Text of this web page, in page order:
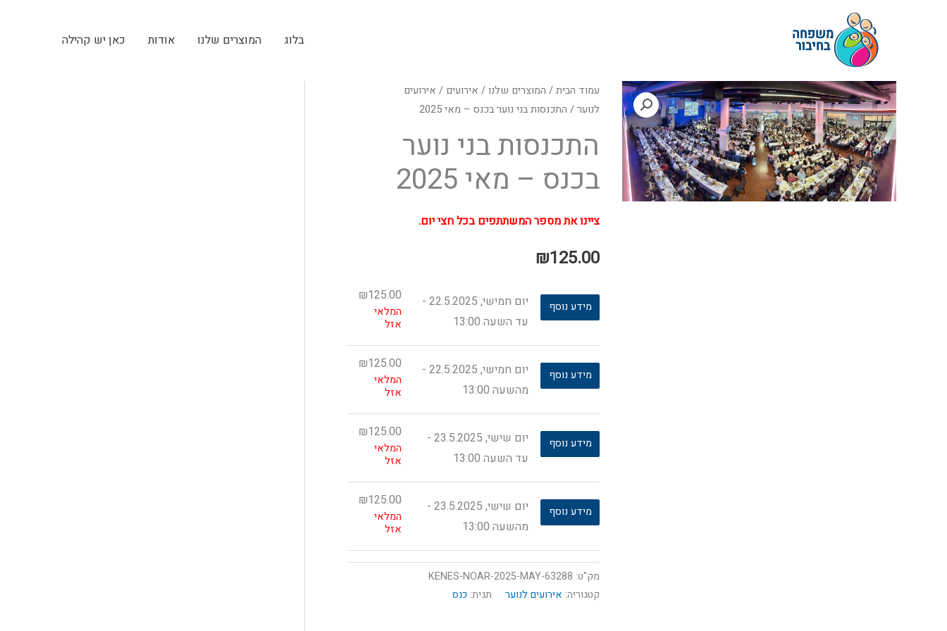
בלוג המוצרים שלנו אודות כאן יש קהילה
עמוד הבית/ המוצרים שלנו/ אירועים / אירועים
לנוער/ התכנסות בני נוער בכנס – מאי 2025
התכנסות בני נוער
בכנס – מאי 2025
ציינו את מספר המשתתפים בכל חצי יום.
₪125.00
מידע נוסף
יום חמישי, 22.5.2025 -
עד השעה 13:00
₪125.00
המלאי
אזל
מידע נוסף
יום חמישי, 22.5.2025 -
מהשעה 13:00
₪125.00
המלאי
אזל
מידע נוסף
יום שישי, 23.5.2025 -
עד השעה 13:00
₪125.00
המלאי
אזל
מידע נוסף
יום שישי, 23.5.2025 -
מהשעה 13:00
₪125.00
המלאי
אזל
מק"ט: 63288-KENES-NOAR-2025-MAY
קטגוריה: אירועים לנוער תגית: כנס